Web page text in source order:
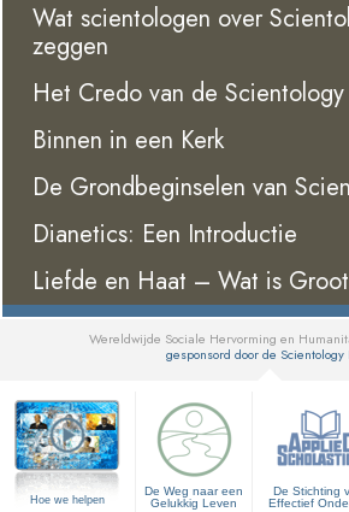
Wat scientologen over
zeggen
Het Credo van de Scientology
Binnen in een Kerk
De Grondbeginselen van
Dianetics: Een Introductie
Liefde en Haat – Wat is
Wereldwijde Sociale Hervorming en
gesponsord door de Scientology
Hoe we helpen
De Weg naar een
Gelukkig Leven
De Stichting
Effectief